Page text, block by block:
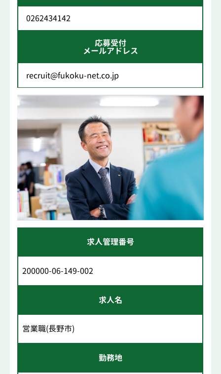
0262434142
応募受付
メールアドレス
recruit@fukoku-net.co.jp
求人管理番号
200000-06-149-002
求人名
営業職(長野市)
勤務地